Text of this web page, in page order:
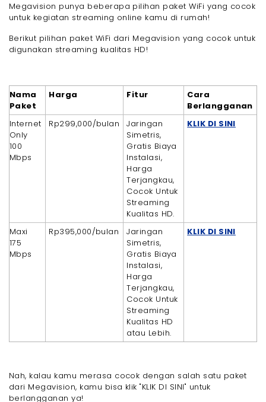
Megavision punya beberapa pilihan paket WiFi yang cocok
untuk kegiatan streaming online kamu di rumah!
Berikut pilihan paket WiFi dari Megavision yang cocok untuk
digunakan streaming kualitas HD!
Nama
Paket
Harga Fitur
Cara
Berlangganan
Internet
Only
100
Mbps
Rp299,000/bulan
Jaringan
Simetris,
Gratis Biaya
Instalasi,
Harga
Terjangkau,
Cocok Untuk
Streaming
Kualitas HD.
KLIK DI SINI
Maxi
175
Mbps
Rp395,000/bulan
Jaringan
Simetris,
Gratis Biaya
Instalasi,
Harga
Terjangkau,
Cocok Untuk
Streaming
Kualitas HD
atau Lebih.
KLIK DI SINI
Nah, kalau kamu merasa cocok dengan salah satu paket
dari Megavision, kamu bisa klik "KLIK DI SINI" untuk
berlangganan ya!